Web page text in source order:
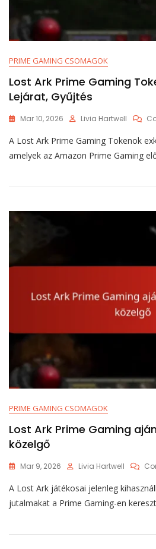
PRIME GAMING CSOMAGOK
Lost Ark Prime Gaming
Lejárat, Gyűjtés
Mar 10, 2026 Livia Hartwell
A Lost Ark Prime Gaming Tokenok
amelyek az Amazon Prime Gaming
PRIME GAMING CSOMAGOK
Lost Ark Prime Gaming
közelgő
Mar 9, 2026 Livia Hartwell
A Lost Ark játékosai jelenleg
jutalmakat a Prime Gaming-en